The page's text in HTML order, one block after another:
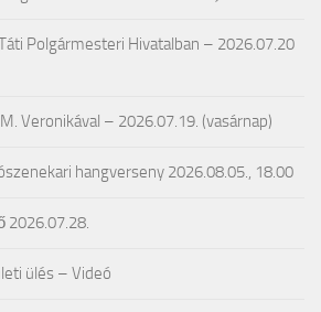
Polgármesteri Hivatalban – 2026.07.20
Veronikával – 2026.07.19. (vasárnap)
hangverseny 2026.08.05., 18.00
2026.07.28.
ülés – Videó